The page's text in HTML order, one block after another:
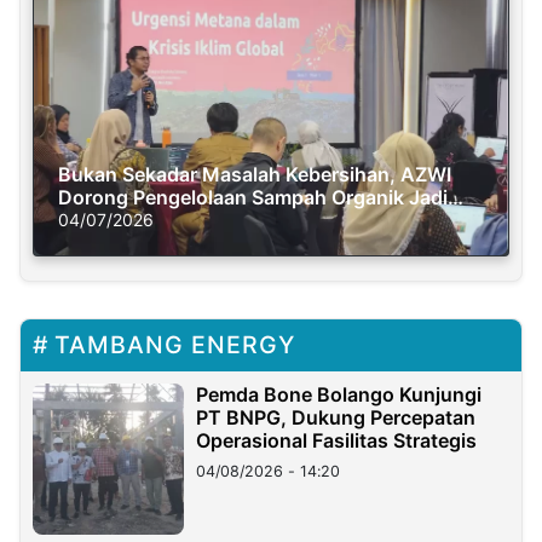
Bukan Sekadar Masalah Kebersihan, AZWI
Dorong Pengelolaan Sampah Organik Jadi
Solusi Krisis Iklim
04/07/2026
TAMBANG ENERGY
Pemda Bone Bolango Kunjungi
PT BNPG, Dukung Percepatan
Operasional Fasilitas Strategis
04/08/2026 - 14:20